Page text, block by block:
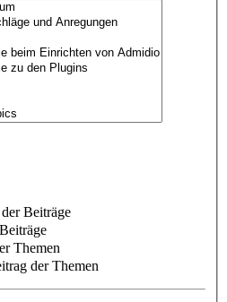
Beiträge
Themen
der Themen